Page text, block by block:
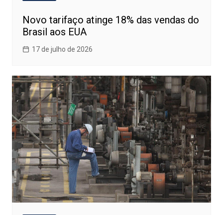
Novo tarifaço atinge 18% das vendas do
Brasil aos EUA
17 de julho de 2026